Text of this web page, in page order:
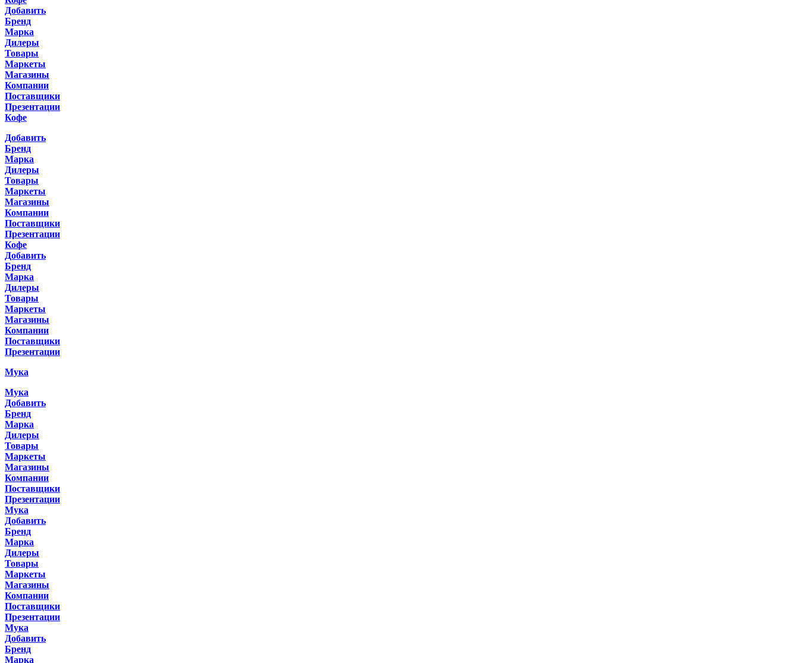
Добавить
Бренд
Марка
Дилеры
Товары
Маркеты
Магазины
Компании
Поставщики
Презентации
Кофе
Добавить
Бренд
Марка
Дилеры
Товары
Маркеты
Магазины
Компании
Поставщики
Презентации
Кофе
Добавить
Бренд
Марка
Дилеры
Товары
Маркеты
Магазины
Компании
Поставщики
Презентации
Мука
Мука
Добавить
Бренд
Марка
Дилеры
Товары
Маркеты
Магазины
Компании
Поставщики
Презентации
Мука
Добавить
Бренд
Марка
Дилеры
Товары
Маркеты
Магазины
Компании
Поставщики
Презентации
Мука
Добавить
Бренд
Марка